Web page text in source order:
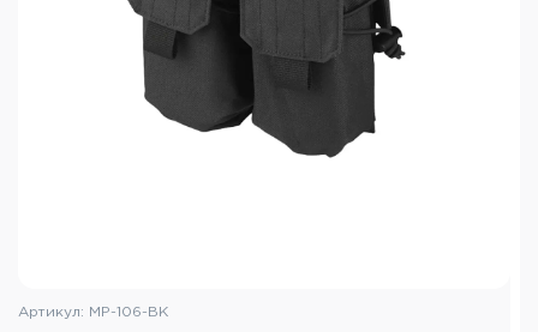
Артикул: MP-106-BK